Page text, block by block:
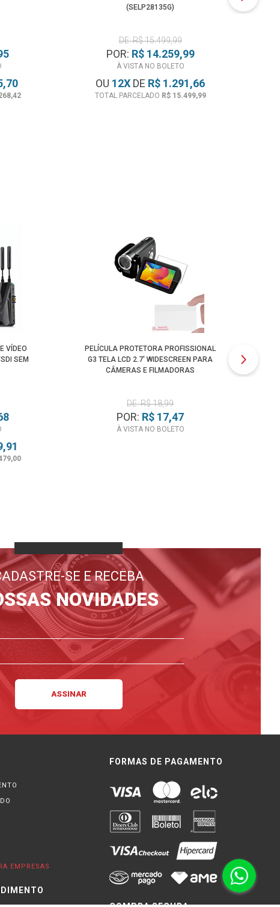
(SELP28135G)
DE: R$ 15.499,99
POR: R$ 14.259,99
À VISTA NO BOLETO
OU 12X DE R$ 1.291,66
TOTAL PARCELADO R$ 15.499,99
VÍDEO
SEM
PELÍCULA PROTETORA PROFISSIONAL
G3 TELA LCD 2.7' WIDESCREEN PARA
CÂMERAS E FILMADORAS
DE: R$ 18,99
POR: R$ 17,47
À VISTA NO BOLETO
SE E RECEBA
NOVIDADES
EMPRESAS
FORMAS DE PAGAMENTO